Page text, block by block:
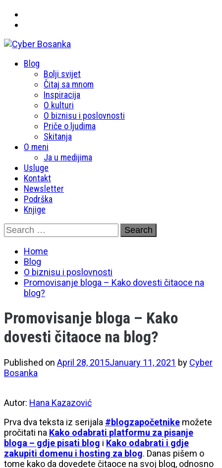
Cyber Bosanka
Primary
Blog
Bolji svijet
Čitaj sa mnom
Inspiracija
O kulturi
O biznisu i poslovnosti
Priče o ljudima
Skitanja
O meni
Ja u medijima
Usluge
Kontakt
Newsletter
Podrška
Knjige
Skip
to
content
Search
for:
Home
Blog
O biznisu i poslovnosti
Promovisanje bloga – Kako dovesti čitaoce na
blog?
Promovisanje bloga – Kako
dovesti čitaoce na blog?
Published on April 28, 2015January 11, 2021 by Cyber
Bosanka
Autor: Hana Kazazović
Prva dva teksta iz serijala #blogzapočetnike možete
pročitati na Kako odabrati platformu za pisanje
bloga – gdje pisati blog i Kako odabrati i gdje
zakupiti domenu i hosting za blog. Danas pišem o
tome kako da dovedete čitaoce na svoj blog, odnosno